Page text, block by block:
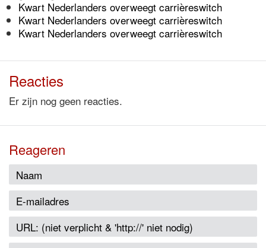
Kwart Nederlanders overweegt carrièreswitch
Kwart Nederlanders overweegt carrièreswitch
Kwart Nederlanders overweegt carrièreswitch
Reacties
Er zijn nog geen reacties.
Reageren